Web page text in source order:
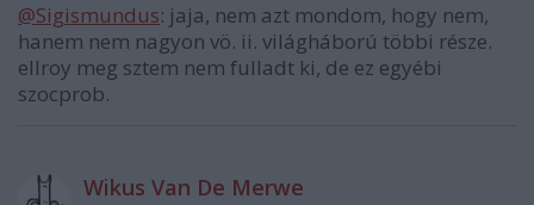
@Sigismundus: jaja, nem azt mondom, hogy nem,
hanem nem nagyon vö. ii. világháború többi része.
ellroy meg sztem nem fulladt ki, de ez egyébi
szocprob.
Wikus Van De Merwe